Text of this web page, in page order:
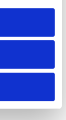
de pagina. De